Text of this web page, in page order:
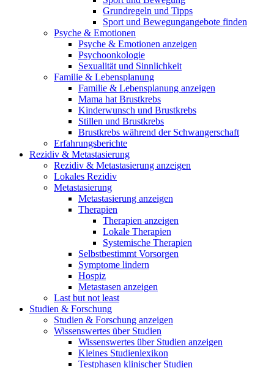
Grundregeln und Tipps
Sport und Bewegungangebote finden
Psyche & Emotionen
Psyche & Emotionen anzeigen
Psychoonkologie
Sexualität und Sinnlichkeit
Familie & Lebensplanung
Familie & Lebensplanung anzeigen
Mama hat Brustkrebs
Kinderwunsch und Brustkrebs
Stillen und Brustkrebs
Brustkrebs während der Schwangerschaft
Erfahrungsberichte
Rezidiv & Metastasierung
Rezidiv & Metastasierung anzeigen
Lokales Rezidiv
Metastasierung
Metastasierung anzeigen
Therapien
Therapien anzeigen
Lokale Therapien
Systemische Therapien
Selbstbestimmt Vorsorgen
Symptome lindern
Hospiz
Metastasen anzeigen
Last but not least
Studien & Forschung
Studien & Forschung anzeigen
Wissenswertes über Studien
Wissenswertes über Studien anzeigen
Kleines Studienlexikon
Testphasen klinischer Studien